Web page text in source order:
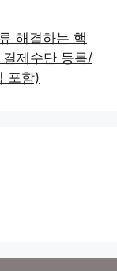
해결하는 핵
결제수단 등록/
포함)